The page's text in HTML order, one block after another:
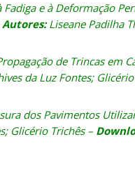
e à Deformação
Autores:Liseane Padilha
de Trincas em
da Luz Fontes;
dos Pavimentos
Glicério Trichês –